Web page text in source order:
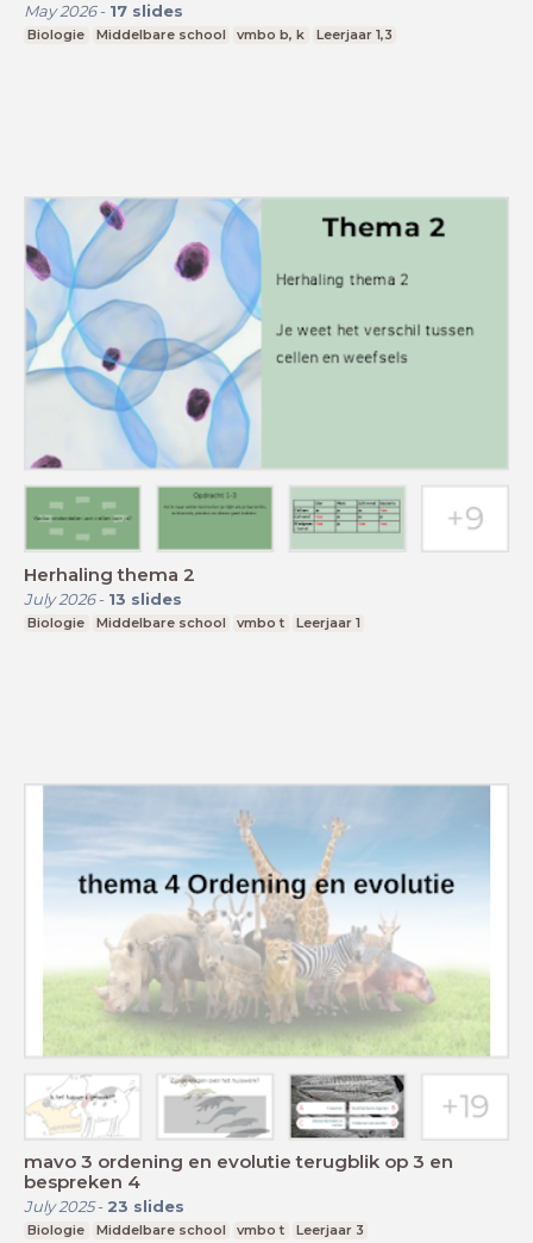
May 2026- 17 slides
Biologie Middelbare school vmbo b, k Leerjaar 1,3
Herhaling thema 2
July 2026- 13 slides
Biologie Middelbare school vmbo t Leerjaar 1
mavo 3 ordening en evolutie terugblik op 3 en
bespreken 4
July 2025- 23 slides
Biologie Middelbare school vmbo t Leerjaar 3